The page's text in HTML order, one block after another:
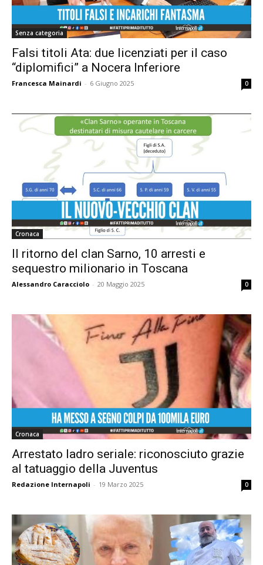
Senza categoria
Falsi titoli Ata: due licenziati per il caso
“diplomifici” a Nocera Inferiore
Francesca Mainardi - 6 Giugno 2025 0
Cronaca
Il ritorno del clan Sarno, 10 arresti e
sequestro milionario in Toscana
Alessandro Caracciolo - 20 Maggio 2025 0
Cronaca
Arrestato ladro seriale: riconosciuto grazie
al tatuaggio della Juventus
Redazione Internapoli - 19 Marzo 2025 0